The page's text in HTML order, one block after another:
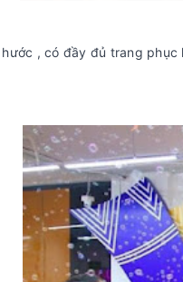
, có đầy đủ trang